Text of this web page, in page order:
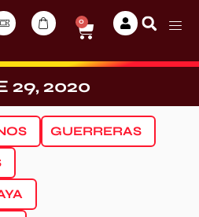
0
29, 2020
GUERRERAS